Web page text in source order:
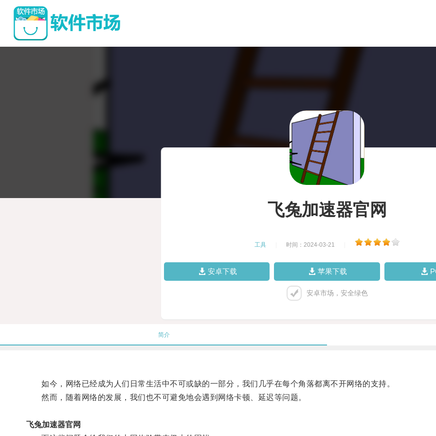
飞兔加速器官网
工具 时间：2024-03-21
安卓下载 苹果下载
安卓市场，安全绿色
简介
如今，网络已经成为人们日常生活中不可或缺的一部分，我们几乎在每个角落都离不开网络的支持。
然而，随着网络的发展，我们也不可避免地会遇到网络卡顿、延迟等问题。
飞兔加速器官网